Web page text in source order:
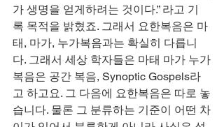
가 생명을 얻게하려는 것이다.” 라고 기
록 목적을 밝혔죠. 그래서 요한복음은 마
태, 마가, 누가복음과는 확실히 다릅니
다. 그래서 세상 학자들은 마태 마가 누가
복음은 공간 복음, Synoptic Gospels라
고 하고요. 그 다음에 요한복음은 따로 놓
습니다. 물론 그 분류하는 기준이 어떤 차